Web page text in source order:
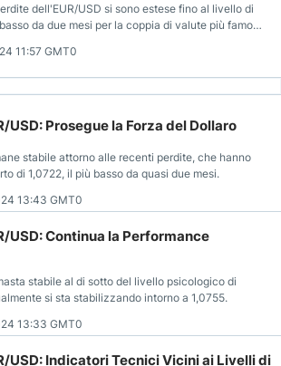
dell'EUR/USD si sono estese fino al livello di
da due mesi per la coppia di valute più famosa
11:57 GMT0
USD: Prosegue la Forza del Dollaro
stabile attorno alle recenti perdite, che hanno
di 1,0722, il più basso da quasi due mesi.
13:43 GMT0
USD: Continua la Performance
stabile al di sotto del livello psicologico di
si sta stabilizzando intorno a 1,0755.
13:33 GMT0
USD: Indicatori Tecnici Vicini ai Livelli di